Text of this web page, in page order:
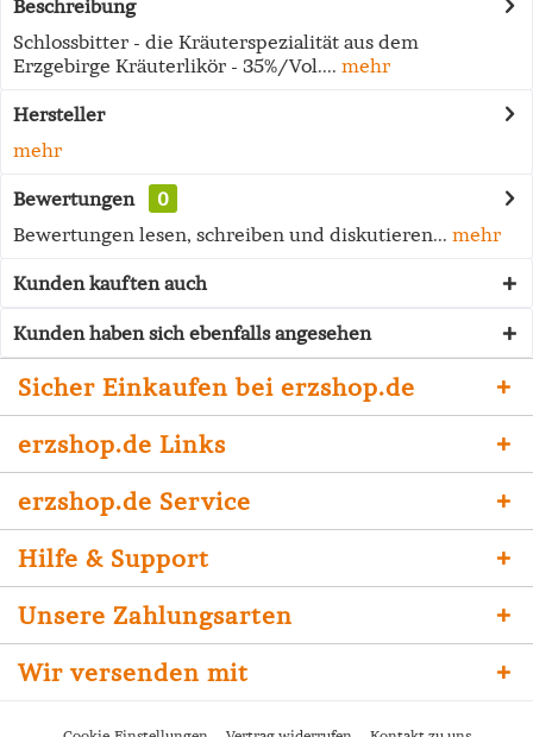
Beschreibung
Schlossbitter - die Kräuterspezialität aus dem
Erzgebirge Kräuterlikör - 35%/Vol.... mehr
Hersteller
mehr
Bewertungen
0
Bewertungen lesen, schreiben und diskutieren... mehr
Kunden kauften auch
Kunden haben sich ebenfalls angesehen
Sicher Einkaufen bei erzshop.de
erzshop.de Links
erzshop.de Service
Hilfe & Support
Unsere Zahlungsarten
Wir versenden mit